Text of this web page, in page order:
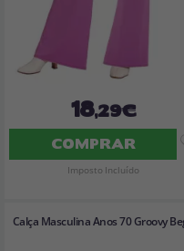
18,29€
COMPRAR
Imposto Incluído
Calça Masculina Anos 70 Groovy